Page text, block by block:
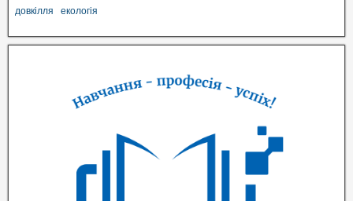
довкілля екологія